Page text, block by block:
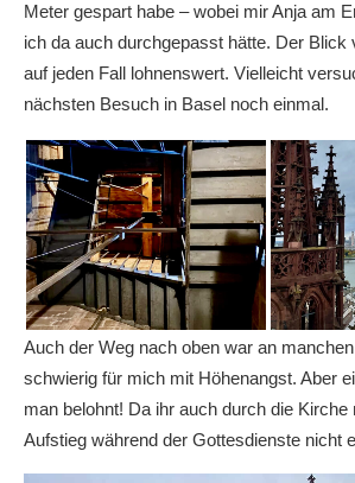
Meter gespart habe – wobei mir Anja am
ich da auch durchgepasst hätte. Der Blick
auf jeden Fall lohnenswert. Vielleicht
nächsten Besuch in Basel noch einmal.
Auch der Weg nach oben war an
schwierig für mich mit Höhenangst. Aber
man belohnt! Da ihr auch durch die
Aufstieg während der Gottesdienste nicht